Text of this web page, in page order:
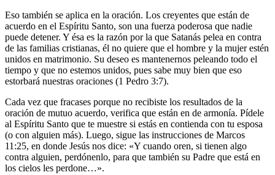
Eso también se aplica en la oración. Los creyentes que están de
acuerdo en el Espíritu Santo, son una fuerza poderosa que nadie
puede detener. Y ésa es la razón por la que Satanás pelea en contra
de las familias cristianas, él no quiere que el hombre y la mujer estén
unidos en matrimonio. Su deseo es mantenernos peleando todo el
tiempo y que no estemos unidos, pues sabe muy bien que eso
estorbará nuestras oraciones (1 Pedro 3:7).
Cada vez que fracases porque no recibiste los resultados de la
oración de mutuo acuerdo, verifica que están en de armonía. Pídele
al Espíritu Santo que te muestre si estás en contienda con tu esposa
(o con alguien más). Luego, sigue las instrucciones de Marcos
11:25, en donde Jesús nos dice: «Y cuando oren, si tienen algo
contra alguien, perdónenlo, para que también su Padre que está en
los cielos les perdone…».